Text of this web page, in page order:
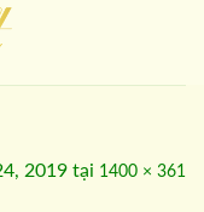
2019 tại 1400 × 361